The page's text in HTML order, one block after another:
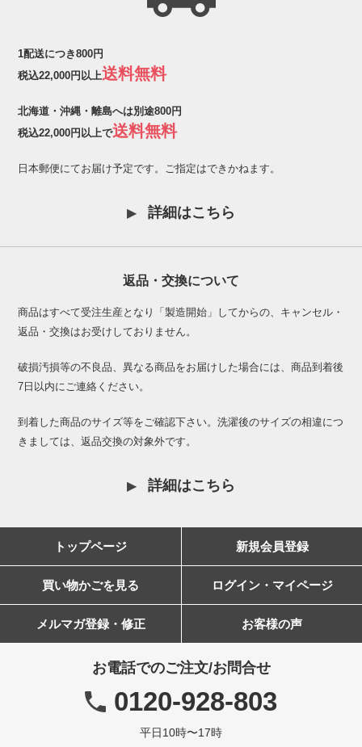
1配送につき800円
税込22,000円以上送料無料
北海道・沖縄・離島へは別途800円
税込22,000円以上で送料無料
日本郵便にてお届け予定です。ご指定はできかねます。
詳細はこちら
返品・交換について
商品はすべて受注生産となり「製造開始」してからの、キャンセル・
返品・交換はお受けしておりません。
破損汚損等の不良品、異なる商品をお届けした場合には、商品到着後
7日以内にご連絡ください。
到着した商品のサイズ等をご確認下さい。洗濯後のサイズの相違につ
きましては、返品交換の対象外です。
詳細はこちら
トップページ 新規会員登録
買い物かごを見る ログイン・マイページ
メルマガ登録・修正 お客様の声
お電話でのご注文/お問合せ
0120-928-803
平日10時〜17時